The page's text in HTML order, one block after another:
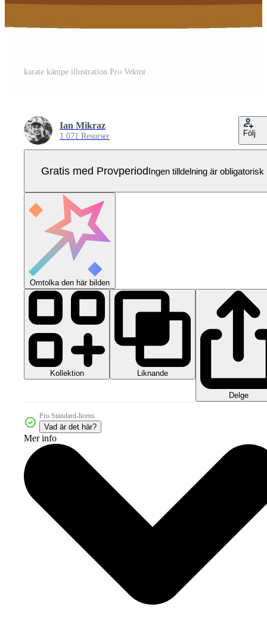
karate kämpe illustration Pro Vektor
Ian Mikraz
1 071 Resurser Följ
Gratis med ProvperiodIngen tilldelning är obligatorisk
Omtolka den här bilden
Kollektion Liknande
Delge
Pro Standard-licens
Vad är det här?
Mer info